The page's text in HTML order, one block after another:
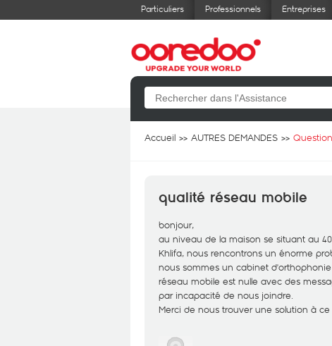
Particuliers Professionnels Entreprises
Accueil AUTRES DEMANDES
qualité réseau mobile
bonjour,
au niveau de la maison se situant au
Khlifa, nous rencontrons un énorme
nous sommes un cabinet
réseau mobile est nulle avec des
par incapacité de nous joindre.
Merci de nous trouver une solution à